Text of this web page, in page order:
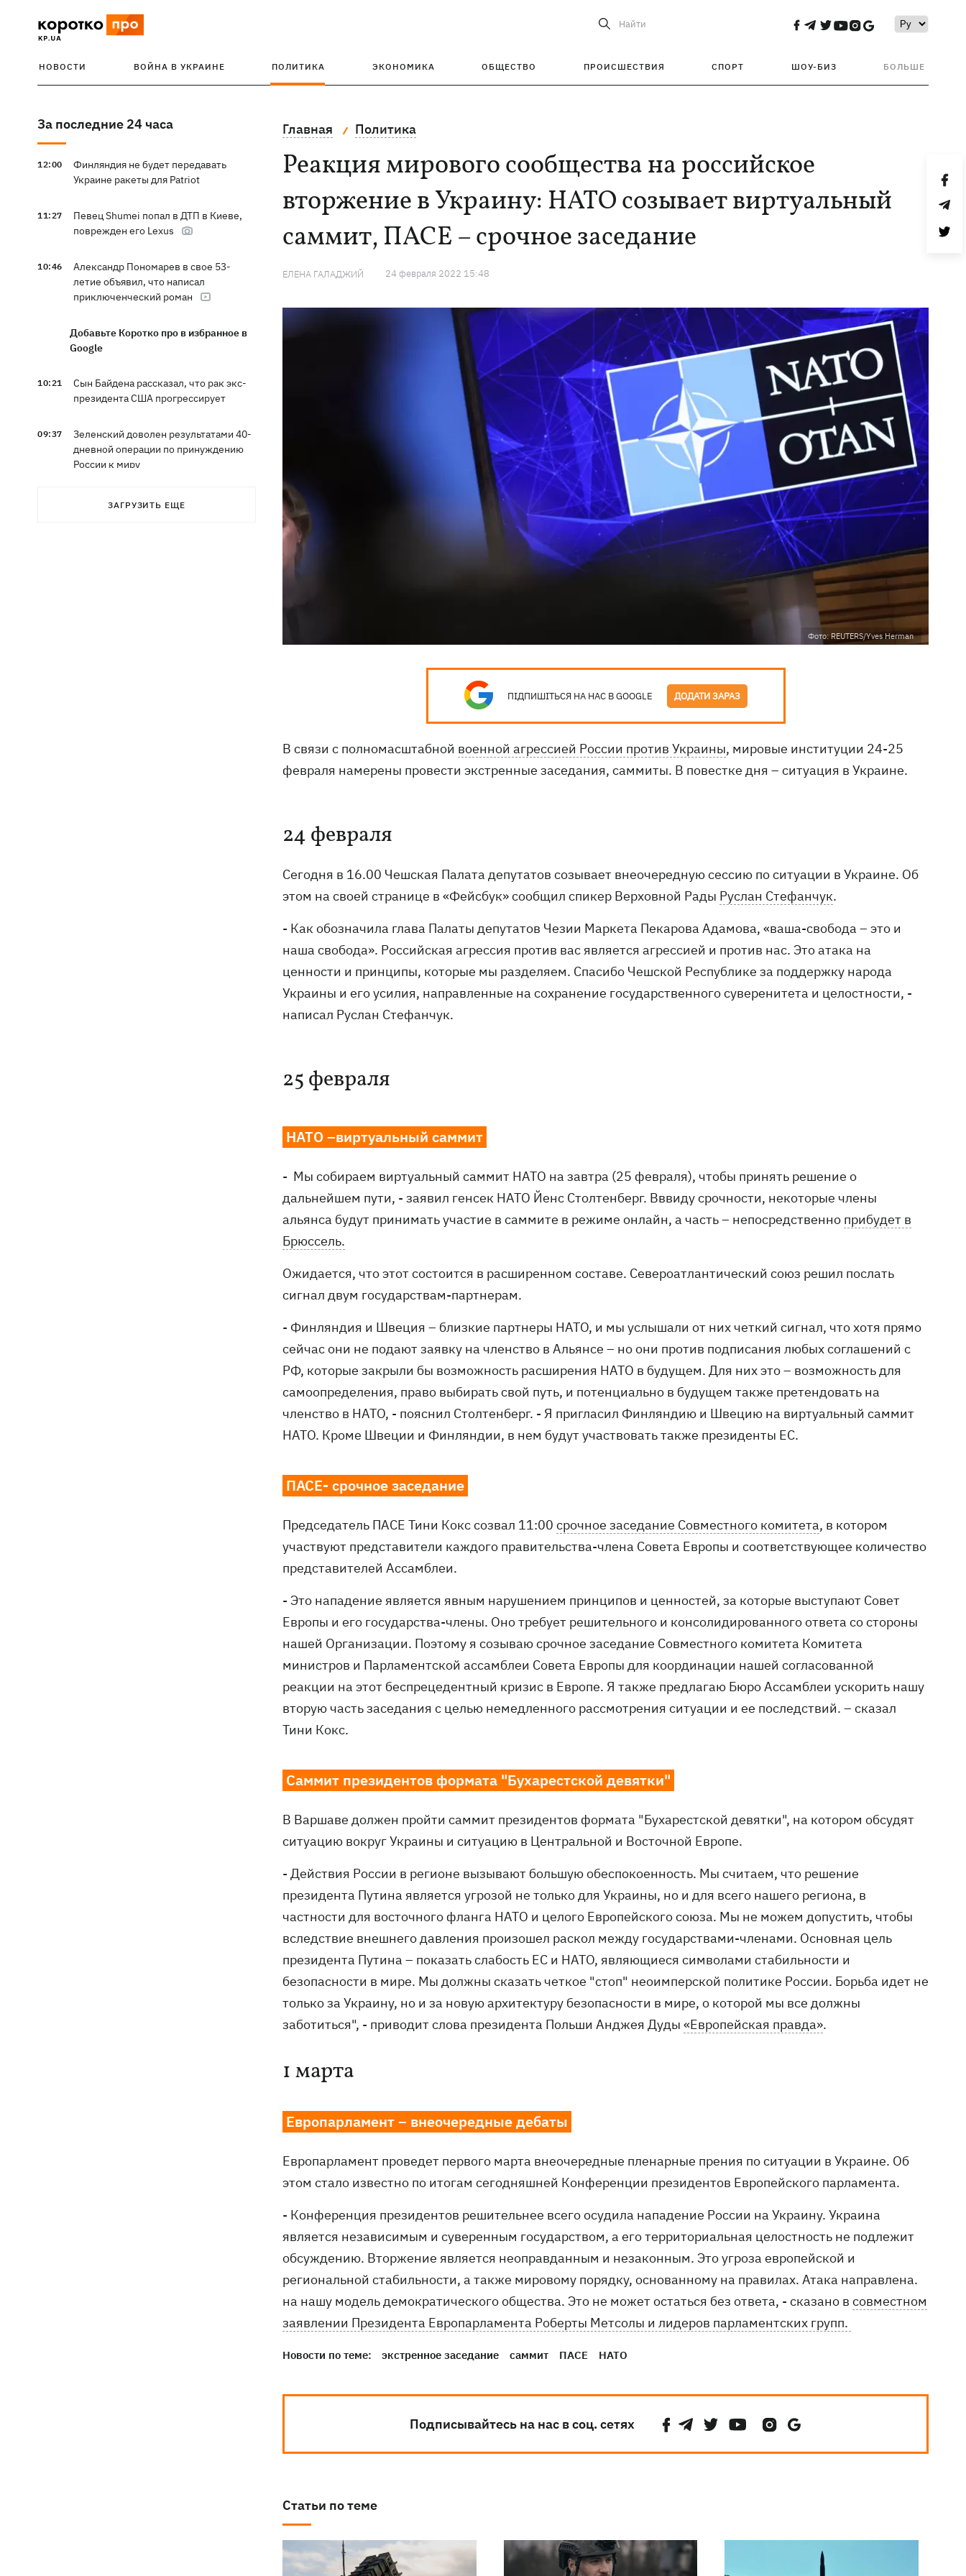
Найти
НОВОСТИ ВОЙНА В УКРАИНЕ ПОЛИТИКА ЭКОНОМИКА ОБЩЕСТВО ПРОИСШЕСТВИЯ СПОРТ ШОУ-БИЗ БОЛЬШЕ
За последние 24 часа
12:00
Финляндия не будет передавать
Украине ракеты для Patriot
11:27
Певец Shumei попал в ДТП в Киеве,
поврежден его Lexus
10:46
Александр Пономарев в свое 53-
летие объявил, что написал
приключенческий роман
Добавьте Коротко про в избранное в
Google
10:21
Сын Байдена рассказал, что рак экс-
президента США прогрессирует
09:37
Зеленский доволен результатами 40-
дневной операции по принуждению
России к миру
Ракеты, атаковавшие Одессу, сбить не
ЗАГРУЗИТЬ ЕЩЕ
Главная Политика
Реакция мирового сообщества на российское
вторжение в Украину: НАТО созывает виртуальный
саммит, ПАСЕ – срочное заседание
ЕЛЕНА ГАЛАДЖИЙ 24 февраля 2022 15:48
Фото: REUTERS/Yves Herman
ПІДПИШІТЬСЯ НА НАС В GOOGLE ДОДАТИ ЗАРАЗ
В связи с полномасштабной военной агрессией России против Украины, мировые институции 24-25
февраля намерены провести экстренные заседания, саммиты. В повестке дня – ситуация в Украине.
24 февраля
Сегодня в 16.00 Чешская Палата депутатов созывает внеочередную сессию по ситуации в Украине. Об
этом на своей странице в «Фейсбук» сообщил спикер Верховной Рады Руслан Стефанчук.
- Как обозначила глава Палаты депутатов Чезии Маркета Пекарова Адамова, «ваша-свобода – это и
наша свобода». Российская агрессия против вас является агрессией и против нас. Это атака на
ценности и принципы, которые мы разделяем. Спасибо Чешской Республике за поддержку народа
Украины и его усилия, направленные на сохранение государственного суверенитета и целостности, -
написал Руслан Стефанчук.
25 февраля
НАТО –виртуальный саммит
- Мы собираем виртуальный саммит НАТО на завтра (25 февраля), чтобы принять решение о
дальнейшем пути, - заявил генсек НАТО Йенс Столтенберг. Вввиду срочности, некоторые члены
альянса будут принимать участие в саммите в режиме онлайн, а часть – непосредственно прибудет в
Брюссель.
Ожидается, что этот состоится в расширенном составе. Североатлантический союз решил послать
сигнал двум государствам-партнерам.
- Финляндия и Швеция – близкие партнеры НАТО, и мы услышали от них четкий сигнал, что хотя прямо
сейчас они не подают заявку на членство в Альянсе – но они против подписания любых соглашений с
РФ, которые закрыли бы возможность расширения НАТО в будущем. Для них это – возможность для
самоопределения, право выбирать свой путь, и потенциально в будущем также претендовать на
членство в НАТО, - пояснил Столтенберг. - Я пригласил Финляндию и Швецию на виртуальный саммит
НАТО. Кроме Швеции и Финляндии, в нем будут участвовать также президенты ЕС.
ПАСЕ- срочное заседание
Председатель ПАСЕ Тини Кокс созвал 11:00 срочное заседание Совместного комитета, в котором
участвуют представители каждого правительства-члена Совета Европы и соответствующее количество
представителей Ассамблеи.
- Это нападение является явным нарушением принципов и ценностей, за которые выступают Совет
Европы и его государства-члены. Оно требует решительного и консолидированного ответа со стороны
нашей Организации. Поэтому я созываю срочное заседание Совместного комитета Комитета
министров и Парламентской ассамблеи Совета Европы для координации нашей согласованной
реакции на этот беспрецедентный кризис в Европе. Я также предлагаю Бюро Ассамблеи ускорить нашу
вторую часть заседания с целью немедленного рассмотрения ситуации и ее последствий. – сказал
Тини Кокс.
Саммит президентов формата "Бухарестской девятки"
В Варшаве должен пройти саммит президентов формата "Бухарестской девятки", на котором обсудят
ситуацию вокруг Украины и ситуацию в Центральной и Восточной Европе.
- Действия России в регионе вызывают большую обеспокоенность. Мы считаем, что решение
президента Путина является угрозой не только для Украины, но и для всего нашего региона, в
частности для восточного фланга НАТО и целого Европейского союза. Мы не можем допустить, чтобы
вследствие внешнего давления произошел раскол между государствами-членами. Основная цель
президента Путина – показать слабость ЕС и НАТО, являющиеся символами стабильности и
безопасности в мире. Мы должны сказать четкое "стоп" неоимперской политике России. Борьба идет не
только за Украину, но и за новую архитектуру безопасности в мире, о которой мы все должны
заботиться", - приводит слова президента Польши Анджея Дуды «Европейская правда».
1 марта
Европарламент – внеочередные дебаты
Европарламент проведет первого марта внеочередные пленарные прения по ситуации в Украине. Об
этом стало известно по итогам сегодняшней Конференции президентов Европейского парламента.
- Конференция президентов решительнее всего осудила нападение России на Украину. Украина
является независимым и суверенным государством, а его территориальная целостность не подлежит
обсуждению. Вторжение является неоправданным и незаконным. Это угроза европейской и
региональной стабильности, а также мировому порядку, основанному на правилах. Атака направлена.
на нашу модель демократического общества. Это не может остаться без ответа, - сказано в совместном
заявлении Президента Европарламента Роберты Метсолы и лидеров парламентских групп.
Новости по теме: экстренное заседание саммит ПАСЕ НАТО
Подписывайтесь на нас в соц. сетях
Статьи по теме